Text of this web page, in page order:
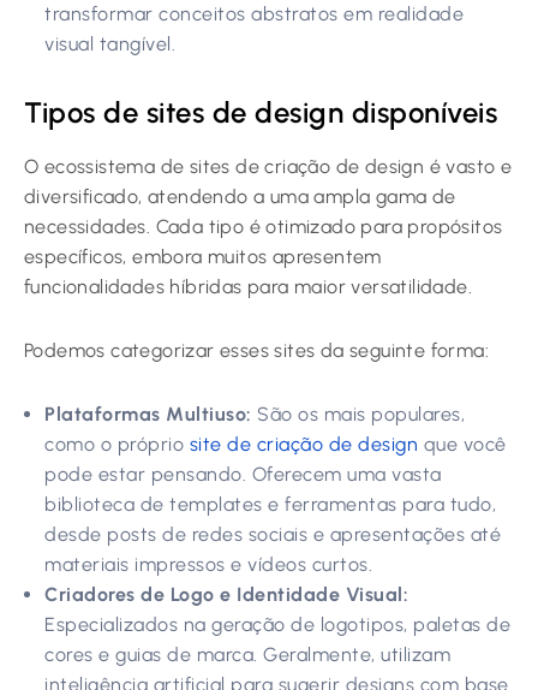
transformar conceitos abstratos em realidade
visual tangível.
Tipos de sites de design disponíveis
O ecossistema de sites de criação de design é vasto e
diversificado, atendendo a uma ampla gama de
necessidades. Cada tipo é otimizado para propósitos
específicos, embora muitos apresentem
funcionalidades híbridas para maior versatilidade.
Podemos categorizar esses sites da seguinte forma:
Plataformas Multiuso: São os mais populares,
como o próprio site de criação de design que você
pode estar pensando. Oferecem uma vasta
biblioteca de templates e ferramentas para tudo,
desde posts de redes sociais e apresentações até
materiais impressos e vídeos curtos.
Criadores de Logo e Identidade Visual:
Especializados na geração de logotipos, paletas de
cores e guias de marca. Geralmente, utilizam
inteligência artificial para sugerir designs com base